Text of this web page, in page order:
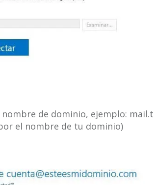
de dominio, ejemplo:
el nombre de tu dominio)